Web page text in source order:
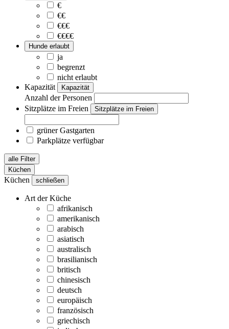
€
€€
€€€
€€€€
Hunde erlaubt
ja
begrenzt
nicht erlaubt
Kapazität
Kapazität
Anzahl der Personen
Sitzplätze im Freien
Sitzplätze im Freien
grüner Gastgarten
Parkplätze verfügbar
alle Filter
Küchen
Küchen schließen
Art der Küche
afrikanisch
amerikanisch
arabisch
asiatisch
australisch
brasilianisch
britisch
chinesisch
deutsch
europäisch
französisch
griechisch